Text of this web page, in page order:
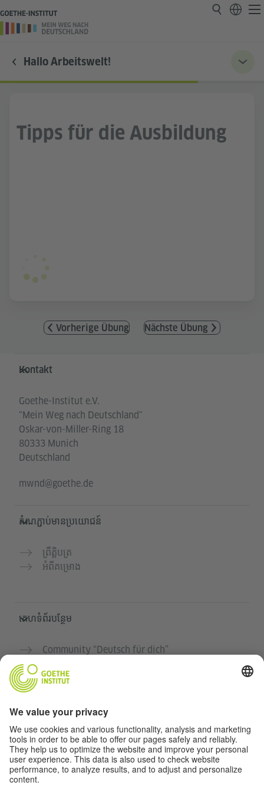
Hallo Arbeitswelt!
Tipps für die Ausbildung
Vorherige Übung Nächste Übung
Service- und Informationsbereich
Kontakt
Goethe-Institut e.V.
"Mein Weg nach Deutschland"
Oskar-von-Miller-Ring 18
80333 Munich
Deutschland
mwnd@goethe.de
តំណភ្ជាប់មានប្រយោជន៍
ព្រឹត្តិបត្រ
អំពីគម្រោង
គេហទំព័របន្ថែម
Community “Deutsch für dich”
វគ្គសិក្សាភាសាអាល្លឺម៉ង់របស់ Goethe-Institut
ភាពឯកជន និងការចូលដំណើរការដោយគ្មានឧបសគ្គ
ការកំណត់ភាពឯកជន